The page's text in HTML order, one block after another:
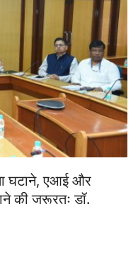
घटाने, एआई और
की जरूरतः डॉ.